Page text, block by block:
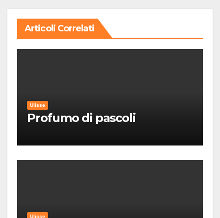
Articoli Correlati
Ulisse
Profumo di pascoli
Ulisse